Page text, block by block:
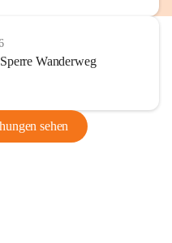
Wanderweg
sehen